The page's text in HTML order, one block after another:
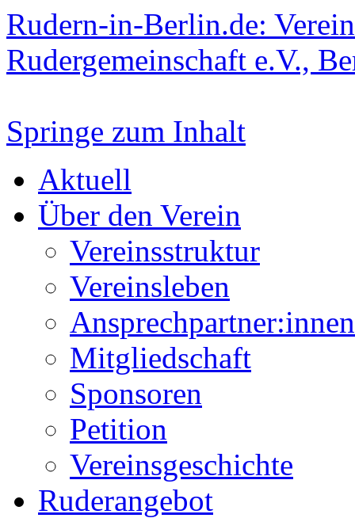
Rudern-in-Berlin.de:
Rudergemeinschaft e.V.,
Springe zum Inhalt
Aktuell
Über den Verein
Vereinsstruktur
Vereinsleben
Ansprechpartner:innen
Mitgliedschaft
Sponsoren
Petition
Vereinsgeschichte
Ruderangebot